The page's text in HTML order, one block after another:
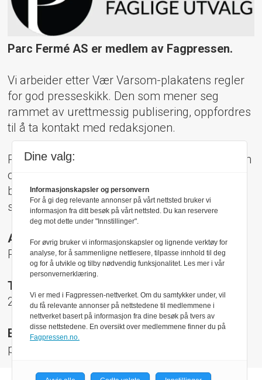
Parc Fermé AS er medlem av Fagpressen.
Vi arbeider etter Vær Varsom-plakatens regler
for god presseskikk. Den som mener seg
rammet av urettmessig publisering, oppfordres
til å ta kontakt med redaksjonen.
Pressens Faglige Utvalg (PFU) er et klageorgan
oppnevnt av Norsk Presseforbund som
behandler klager mot mediene i presseetiske
spørsmål.
Adresse:
Rådhusgt 17, 0158 Oslo
Telefon:
22 40 50 40
E-post:
pfu@presse.no
Dine valg:
Informasjonskapsler og personvern
For å gi deg relevante annonser på vårt nettsted bruker vi
informasjon fra ditt besøk på vårt nettsted. Du kan reservere
deg mot dette under "Innstillinger".
For øvrig bruker vi informasjonskapsler og lignende verktøy for
analyse, for å sammenligne nettlesere, tilpasse innhold til deg
og for å utvikle og tilby nødvendig funksjonalitet. Les mer i vår
personvernerklæring.
Vi er med i Fagpressen-nettverket. Om du samtykker under, vil
du få relevante annonser på nettstedene til medlemmene i
nettverket basert på informasjon fra dine besøk på tvers av
disse nettstedene. En oversikt over medlemmene finner du på
Fagpressen.no.